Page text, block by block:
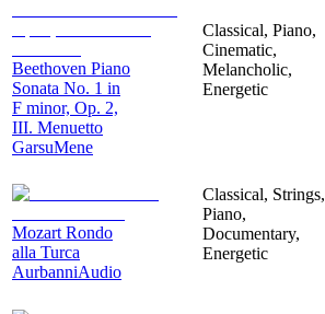
Beethoven Piano
Sonata No. 1 in
F minor, Op. 2,
III. Menuetto
GarsuMene
Classical, Piano,
Cinematic,
Melancholic,
Energetic
Mozart Rondo
alla Turca
AurbanniAudio
Classical, Strings,
Piano,
Documentary,
Energetic